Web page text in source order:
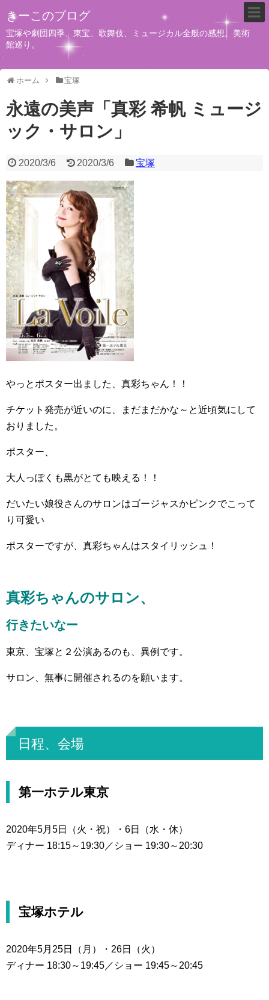
きーこのブログ
宝塚や劇団四季、東宝、歌舞伎、ミュージカル全般の感想。美術
館巡り。
ホーム 宝塚
永遠の美声「真彩 希帆 ミュージ
ック・サロン」
2020/3/6 2020/3/6 宝塚
やっとポスター出ました、真彩ちゃん！！
チケット発売が近いのに、まだまだかな～と近頃気にして
おりました。
ポスター、
大人っぽくも黒がとても映える！！
だいたい娘役さんのサロンはゴージャスかピンクでこって
り可愛い
ポスターですが、真彩ちゃんはスタイリッシュ！
真彩ちゃんのサロン、
行きたいなー
東京、宝塚と２公演あるのも、異例です。
サロン、無事に開催されるのを願います。
日程、会場
第一ホテル東京
2020年5月5日（火・祝）・6日（水・休）
ディナー 18:15～19:30／ショー 19:30～20:30
宝塚ホテル
2020年5月25日（月）・26日（火）
ディナー 18:30～19:45／ショー 19:45～20:45